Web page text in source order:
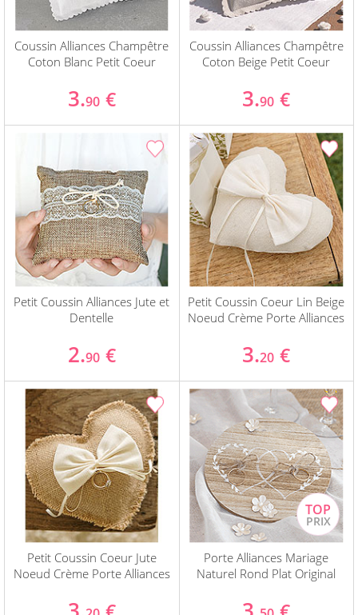
Coussin Alliances Champêtre
Coton Blanc Petit Coeur
3.90 €
Coussin Alliances Champêtre
Coton Beige Petit Coeur
3.90 €
Petit Coussin Alliances Jute et
Dentelle
2.90 €
Petit Coussin Coeur Lin Beige
Noeud Crème Porte Alliances
3.20 €
Petit Coussin Coeur Jute
Noeud Crème Porte Alliances
Porte Alliances Mariage
Naturel Rond Plat Original